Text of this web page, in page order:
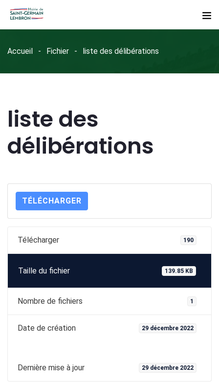
Accueil Fichier liste des délibérations
liste des
délibérations
TÉLÉCHARGER
Télécharger 190
Taille du fichier 139.85 KB
Nombre de fichiers 1
Date de création 29 décembre 2022
Dernière mise à jour 29 décembre 2022